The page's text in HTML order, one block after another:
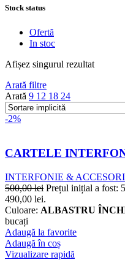
Stock status
Ofertă
In stoc
Afișez singurul rezultat
Arată filtre
Arată 9 12 18 24
-2%
CARTELE
INTERFONIE &
500,00lei Prețul inițial a fost:
490,00 lei.
Culoare: ALBASTRU
bucați
Adaugă la favorite
Adaugă în coș
Vizualizare rapidă